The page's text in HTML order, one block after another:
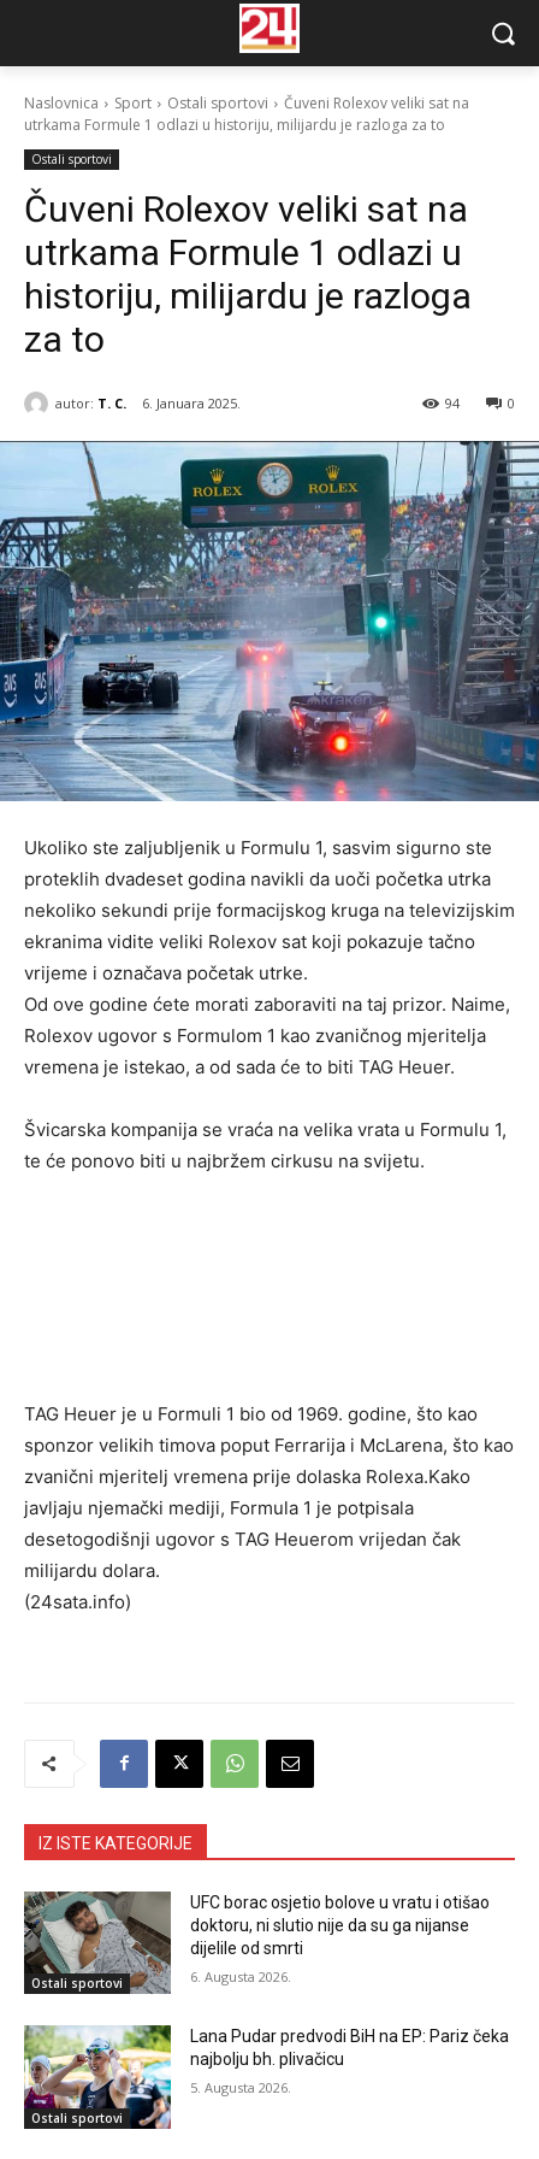
Naslovnica Sport Ostali sportovi
Čuveni Rolexov veliki sat na
utrkama Formule 1 odlazi u historiju, milijardu je razloga za to
Ostali sportovi
Čuveni Rolexov veliki sat na
utrkama Formule 1 odlazi u
historiju, milijardu je razloga
za to
autor: T. C. 6. Januara 2025. 0
94
Ukoliko ste zaljubljenik u Formulu 1, sasvim sigurno ste
proteklih dvadeset godina navikli da uoči početka utrka
nekoliko sekundi prije formacijskog kruga na televizijskim
ekranima vidite veliki Rolexov sat koji pokazuje tačno
vrijeme i označava početak utrke.
Od ove godine ćete morati zaboraviti na taj prizor. Naime,
Rolexov ugovor s Formulom 1 kao zvaničnog mjeritelja
vremena je istekao, a od sada će to biti TAG Heuer.
Švicarska kompanija se vraća na velika vrata u Formulu 1,
te će ponovo biti u najbržem cirkusu na svijetu.
TAG Heuer je u Formuli 1 bio od 1969. godine, što kao
sponzor velikih timova poput Ferrarija i McLarena, što kao
zvanični mjeritelj vremena prije dolaska Rolexa.Kako
javljaju njemački mediji, Formula 1 je potpisala
desetogodišnji ugovor s TAG Heuerom vrijedan čak
milijardu dolara.
(24sata.info)
IZ ISTE KATEGORIJE
Ostali sportovi
UFC borac osjetio bolove u vratu i otišao
doktoru, ni slutio nije da su ga nijanse
dijelile od smrti
6. Augusta 2026.
Ostali sportovi
Lana Pudar predvodi BiH na EP: Pariz čeka
najbolju bh. plivačicu
5. Augusta 2026.